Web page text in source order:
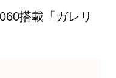
搭載「ガレリ